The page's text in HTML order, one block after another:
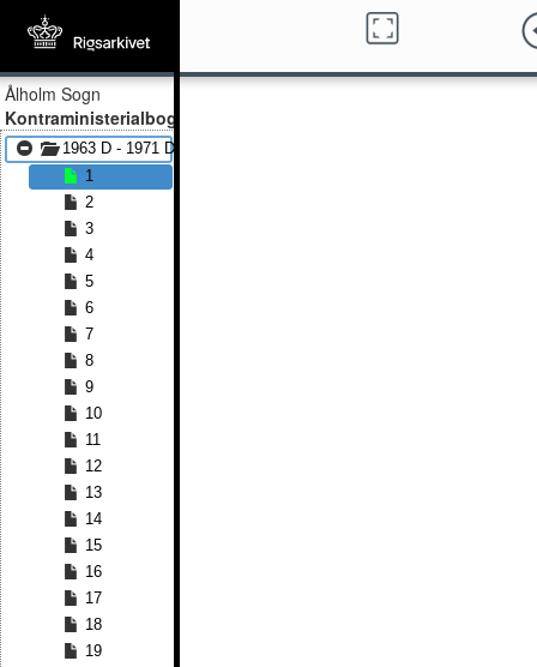
Ålholm Sogn
Kontraministerialbog
1963 D - 1971 D
1
2
3
4
5
6
7
8
9
10
11
12
13
14
15
16
17
18
19